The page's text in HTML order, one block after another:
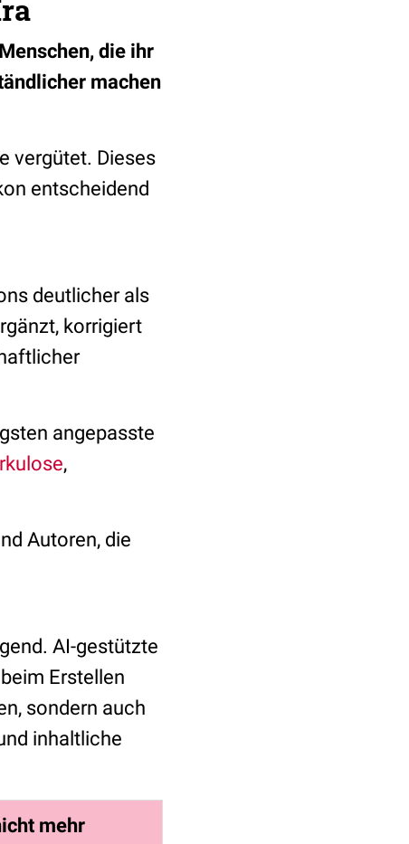
die ihr
machen
vergütet. Dieses
entscheidend
deutlicher als
korrigiert
angepasste
,
Autoren, die
AI-gestützte
Erstellen
sondern auch
inhaltliche
mehr